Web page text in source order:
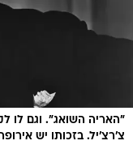
"האריה השואג". וגם לו
צ'רצ'יל. בזכותו יש